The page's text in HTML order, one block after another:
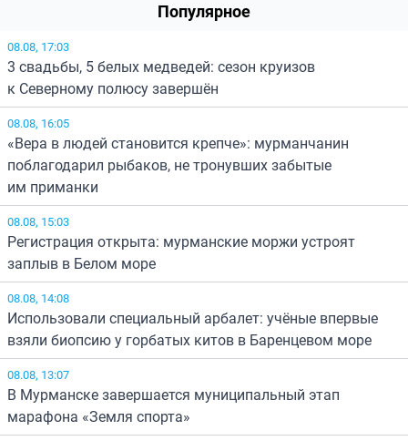
Популярное
08.08, 17:03
3 свадьбы, 5 белых медведей: сезон круизов
к Северному полюсу завершён
08.08, 16:05
«Вера в людей становится крепче»: мурманчанин
поблагодарил рыбаков, не тронувших забытые
им приманки
08.08, 15:03
Регистрация открыта: мурманские моржи устроят
заплыв в Белом море
08.08, 14:08
Использовали специальный арбалет: учёные впервые
взяли биопсию у горбатых китов в Баренцевом море
08.08, 13:07
В Мурманске завершается муниципальный этап
марафона «Земля спорта»